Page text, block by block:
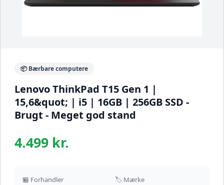
📦 Bærbare computere
Lenovo ThinkPad T15 Gen 1 |
15,6&quot; | i5 | 16GB | 256GB SSD -
Brugt - Meget god stand
4.499 kr.
🏪 Forhandler 🏷️ Mærke